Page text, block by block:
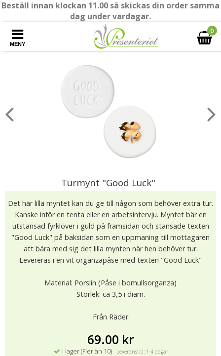
Beställ innan klockan 11.00 så skickas din order samma
dag under vardagar.
MENY
0
Turmynt "Good Luck"
Det här lilla myntet kan du ge till någon som behöver extra tur.
Kanske inför en tenta eller en arbetsintervju. Myntet bär en
utstansad fyrklöver i guld på framsidan och stansade texten
"Good Luck" på baksidan som en uppmaning till mottagaren
att bära med sig det lilla mynten när hen behöver tur.
Levereras i en vit organzapåse med texten "Good Luck"
Material: Porslin (Påse i bomullsorganza)
Storlek: ca 3,5 i diam.
Från Räder
69.00 kr
I lager (Fler än 10) Leveranstid: 1-4 dagar